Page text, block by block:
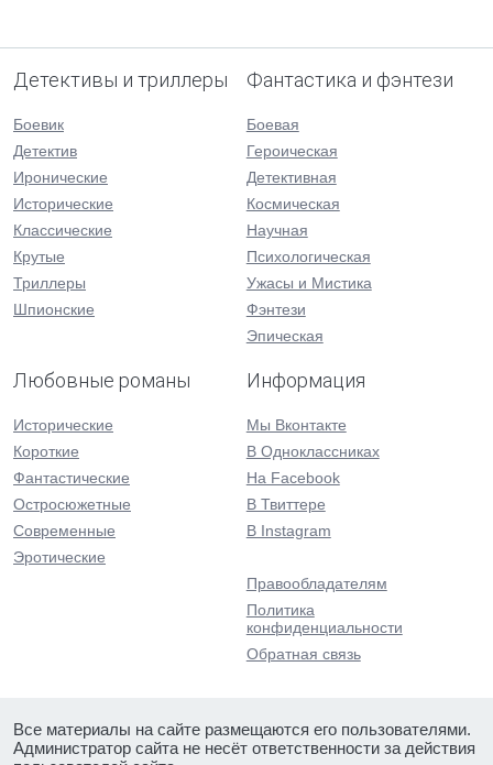
Детективы и триллеры
Боевик
Детектив
Иронические
Исторические
Классические
Крутые
Триллеры
Шпионские
Фантастика и фэнтези
Боевая
Героическая
Детективная
Космическая
Научная
Психологическая
Ужасы и Мистика
Фэнтези
Эпическая
Любовные романы
Исторические
Короткие
Фантастические
Остросюжетные
Современные
Эротические
Информация
Мы Вконтакте
В Одноклассниках
На Facebook
В Твиттере
В Instagram
Правообладателям
Политика
конфиденциальности
Обратная связь
Все материалы на сайте размещаются его пользователями.
Администратор сайта не несёт ответственности за действия